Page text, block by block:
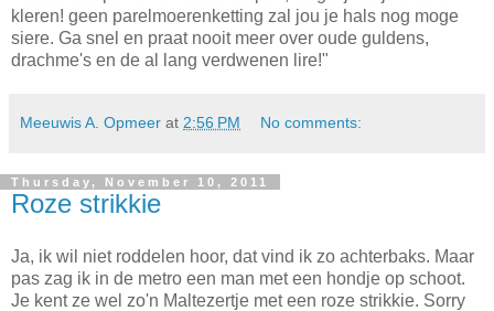
kleren! geen parelmoerenketting zal jou je hals nog moge
siere. Ga snel en praat nooit meer over oude guldens,
drachme's en de al lang verdwenen lire!"
Meeuwis A. Opmeer at 2:56 PM No comments:
Thursday, November 10, 2011
Roze strikkie
Ja, ik wil niet roddelen hoor, dat vind ik zo achterbaks. Maar
pas zag ik in de metro een man met een hondje op schoot.
Je kent ze wel zo'n Maltezertje met een roze strikkie. Sorry